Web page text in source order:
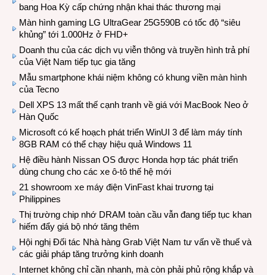
bang Hoa Kỳ cấp chứng nhận khai thác thương mại
Màn hình gaming LG UltraGear 25G590B có tốc độ “siêu
khủng” tới 1.000Hz ở FHD+
Doanh thu của các dịch vụ viễn thông và truyền hình trả phí
của Việt Nam tiếp tục gia tăng
Mẫu smartphone khái niệm không có khung viền màn hình
của Tecno
Dell XPS 13 mất thế cạnh tranh về giá với MacBook Neo ở
Hàn Quốc
Microsoft có kế hoạch phát triển WinUI 3 để làm máy tính
8GB RAM có thể chạy hiệu quả Windows 11
Hệ điều hành Nissan OS được Honda hợp tác phát triển
dùng chung cho các xe ô-tô thế hệ mới
21 showroom xe máy điện VinFast khai trương tại
Philippines
Thị trường chip nhớ DRAM toàn cầu vẫn đang tiếp tục khan
hiếm đẩy giá bộ nhớ tăng thêm
Hội nghị Đối tác Nhà hàng Grab Việt Nam tư vấn về thuế và
các giải pháp tăng trưởng kinh doanh
Internet không chỉ cần nhanh, mà còn phải phủ rộng khắp và